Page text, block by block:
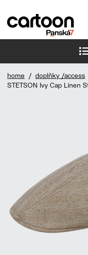
home / doplňky /access
STETSON Ivy Cap Linen